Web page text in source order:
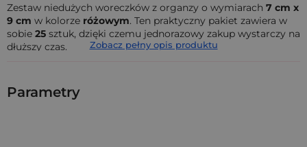
Zestaw niedużych woreczków z organzy o wymiarach 7 cm x
9 cm w kolorze różowym. Ten praktyczny pakiet zawiera w
sobie 25 sztuk, dzięki czemu jednorazowy zakup wystarczy na
dłuższy czas.
niewielkich przedmiotów, jak i licznych bibelotów. Solidna
Zobacz pełny opis produktu
Parametry